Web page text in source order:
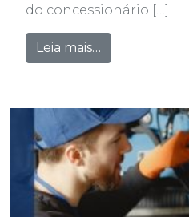
do concessionário […]
Leia mais…